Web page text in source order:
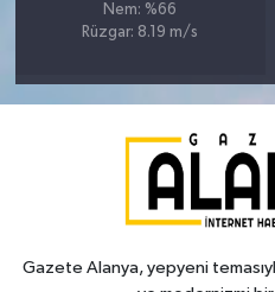
Nem: %66
Rüzgar: 8.19 m/s
Gazete Alanya, yepyeni